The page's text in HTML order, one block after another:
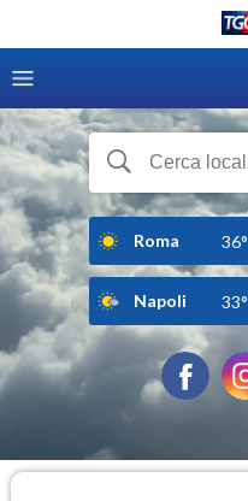
Roma 36°
Napoli 33°